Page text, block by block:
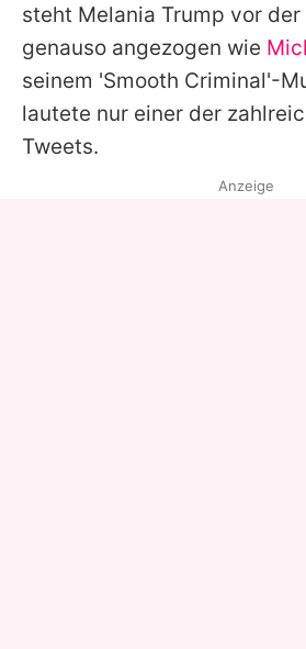
steht Melania Trump vor
genauso angezogen wie
seinem 'Smooth Criminal'-
lautete nur einer der
Tweets.
Anzeige